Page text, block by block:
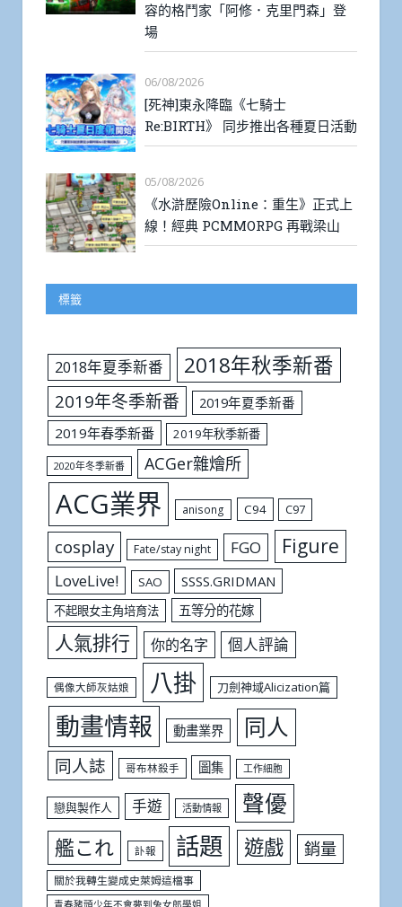
容的格鬥家「阿修．克里門森」登
場
06/08/2026
[死神]東永降臨《七騎士
Re:BIRTH》 同步推出各種夏日活動
05/08/2026
《水滸歷險Online：重生》正式上
線！經典 PCMMORPG 再戰梁山
標籤
2018年夏季新番 2018年秋季新番
2019年冬季新番
2019年夏季新番
2019年春季新番
2019年秋季新番
2020年冬季新番 ACGer雜燴所
ACG業界 anisong C94 C97
cosplay Fate/stay night FGO Figure
LoveLive! SAO SSSS.GRIDMAN
不起眼女主角培育法 五等分的花嫁
人氣排行 你的名字 個人評論
偶像大師灰姑娘 八掛 刀劍神域Alicization篇
動畫情報 動畫業界 同人
同人誌 哥布林殺手 圖集 工作細胞
戀與製作人 手遊 活動情報 聲優
艦これ 訃報 話題 遊戲 銷量
關於我轉生變成史萊姆這檔事
青春豬頭少年不會夢到兔女郎學姐